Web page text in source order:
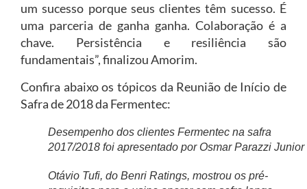
um sucesso porque seus clientes têm sucesso. É
uma parceria de ganha ganha. Colaboração é a
chave. Persistência e resiliência são
fundamentais”, finalizou Amorim.
Confira abaixo os tópicos da Reunião de Início de
Safra de 2018 da Fermentec:
Desempenho dos clientes Fermentec na safra
2017/2018 foi apresentado por Osmar Parazzi Junior
Otávio Tufi, do Benri Ratings, mostrou os pré-